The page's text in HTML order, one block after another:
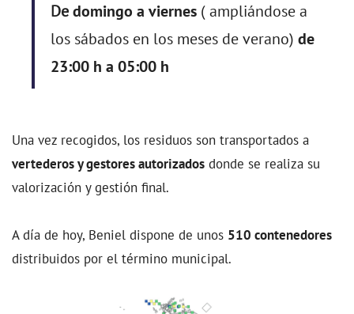
Dedomingo a viernes ( ampliándose a
los sábados en los meses de verano) de
23:00 h a 05:00 h
Una vez recogidos, los residuos son transportados a
vertederos y gestores autorizados donde se realiza su
valorización y gestión final.
A día de hoy, Beniel dispone de unos 510 contenedores
distribuidos por el término municipal.